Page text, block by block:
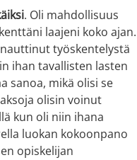
. Oli mahdollisuus
laajeni koko ajan.
työskentelystä
ihan tavallisten lasten
sanoa, mikä olisi se
olisin voinut
kun oli niin ihana
luokan kokoonpano
opiskelijan